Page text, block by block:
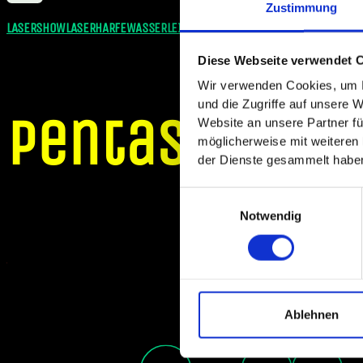
Zustimmung
Diese Webseite verwendet
Wir verwenden Cookies, um
und die Zugriffe auf unsere
Website an unsere Partner
möglicherweise mit
der Dienste gesammelt
Notwendig
Ablehnen
LASERSHOWLASERHARFEWASSERLEINWANDHYDROSCHILD
pentasys